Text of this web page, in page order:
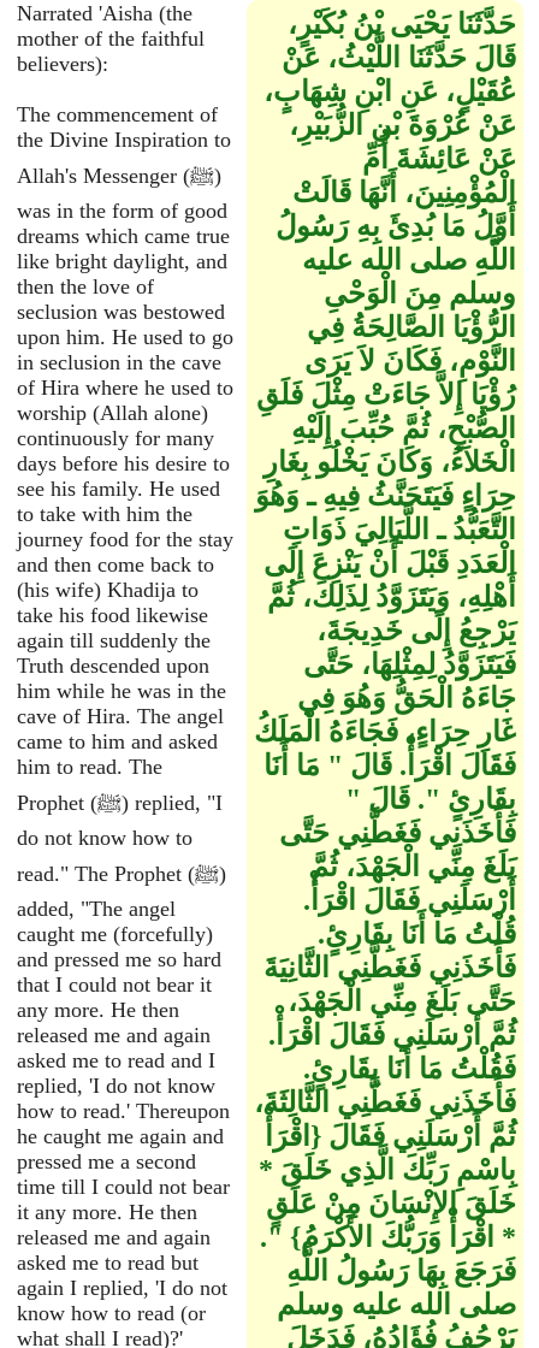
Narrated 'Aisha (the
mother of the faithful
believers):
The commencement of
the Divine Inspiration to
Allah's Messenger (ﷺ)
was in the form of good
dreams which came true
like bright daylight, and
then the love of
seclusion was bestowed
upon him. He used to go
in seclusion in the cave
of Hira where he used to
worship (Allah alone)
continuously for many
days before his desire to
see his family. He used
to take with him the
journey food for the stay
and then come back to
(his wife) Khadija to
take his food likewise
again till suddenly the
Truth descended upon
him while he was in the
cave of Hira. The angel
came to him and asked
him to read. The
Prophet (ﷺ) replied, "I
do not know how to
read." The Prophet (ﷺ)
added, "The angel
caught me (forcefully)
and pressed me so hard
that I could not bear it
any more. He then
released me and again
asked me to read and I
replied, 'I do not know
how to read.' Thereupon
he caught me again and
pressed me a second
time till I could not bear
it any more. He then
released me and again
asked me to read but
again I replied, 'I do not
know how to read (or
what shall I read)?'
حَدَّثَنَا يَحْيَى بْنُ بُكَيْرٍ،
قَالَ حَدَّثَنَا اللَّيْثُ، عَنْ
عُقَيْلٍ، عَنِ ابْنِ شِهَابٍ،
عَنْ عُرْوَةَ بْنِ الزُّبَيْرِ،
عَنْ عَائِشَةَ أُمِّ
الْمُؤْمِنِينَ، أَنَّهَا قَالَتْ
أَوَّلُ مَا بُدِئَ بِهِ رَسُولُ
اللَّهِ صلى الله عليه
وسلم مِنَ الْوَحْىِ
الرُّؤْيَا الصَّالِحَةُ فِي
النَّوْمِ، فَكَانَ لاَ يَرَى
رُؤْيَا إِلاَّ جَاءَتْ مِثْلَ فَلَقِ
الصُّبْحِ، ثُمَّ حُبِّبَ إِلَيْهِ
الْخَلاَءُ، وَكَانَ يَخْلُو بِغَارِ
حِرَاءٍ فَيَتَحَنَّثُ فِيهِ ـ وَهُوَ
التَّعَبُّدُ ـ اللَّيَالِيَ ذَوَاتِ
الْعَدَدِ قَبْلَ أَنْ يَنْزِعَ إِلَى
أَهْلِهِ، وَيَتَزَوَّدُ لِذَلِكَ، ثُمَّ
يَرْجِعُ إِلَى خَدِيجَةَ،
فَيَتَزَوَّدُ لِمِثْلِهَا، حَتَّى
جَاءَهُ الْحَقُّ وَهُوَ فِي
غَارِ حِرَاءٍ، فَجَاءَهُ الْمَلَكُ
فَقَالَ اقْرَأْ‏.‏ قَالَ ‏"‏ مَا أَنَا
بِقَارِئٍ ‏"‏‏.‏ قَالَ ‏"‏
فَأَخَذَنِي فَغَطَّنِي حَتَّى
بَلَغَ مِنِّي الْجَهْدَ، ثُمَّ
أَرْسَلَنِي فَقَالَ اقْرَأْ‏.‏
قُلْتُ مَا أَنَا بِقَارِئٍ‏.‏
فَأَخَذَنِي فَغَطَّنِي الثَّانِيَةَ
حَتَّى بَلَغَ مِنِّي الْجَهْدَ،
ثُمَّ أَرْسَلَنِي فَقَالَ اقْرَأْ‏.‏
فَقُلْتُ مَا أَنَا بِقَارِئٍ‏.‏
فَأَخَذَنِي فَغَطَّنِي الثَّالِثَةَ،
ثُمَّ أَرْسَلَنِي فَقَالَ ‏{‏اقْرَأْ
بِاسْمِ رَبِّكَ الَّذِي خَلَقَ *
خَلَقَ الإِنْسَانَ مِنْ عَلَقٍ
* اقْرَأْ وَرَبُّكَ الأَكْرَمُ‏}‏ ‏"‏‏.‏
فَرَجَعَ بِهَا رَسُولُ اللَّهِ
صلى الله عليه وسلم
يَرْجُفُ فُؤَادُهُ، فَدَخَلَ